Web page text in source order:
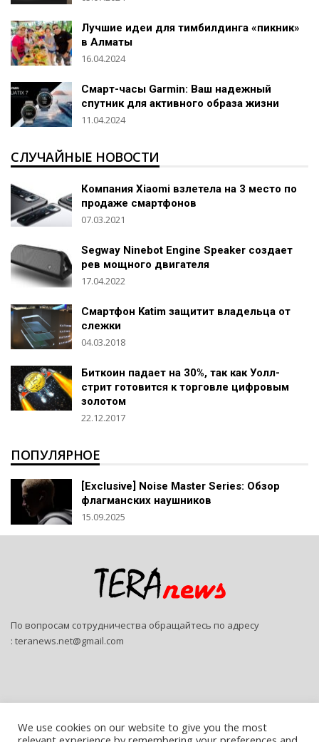
Лучшие идеи для тимбилдинга «пикник»
в Алматы
16.04.2024
Смарт-часы Garmin: Ваш надежный
спутник для активного образа жизни
11.04.2024
СЛУЧАЙНЫЕ НОВОСТИ
Компания Xiaomi взлетела на 3 место по
продаже смартфонов
07.03.2021
Segway Ninebot Engine Speaker создает
рев мощного двигателя
17.04.2022
Смартфон Katim защитит владельца от
слежки
04.03.2018
Биткоин падает на 30%, так как Уолл-
стрит готовится к торговле цифровым
золотом
22.12.2017
ПОПУЛЯРНОЕ
[Exclusive] Noise Master Series: Обзор
флагманских наушников
15.09.2025
По вопросам сотрудничества обращайтесь по адресу
: teranews.net@gmail.com
We use cookies on our website to give you the most